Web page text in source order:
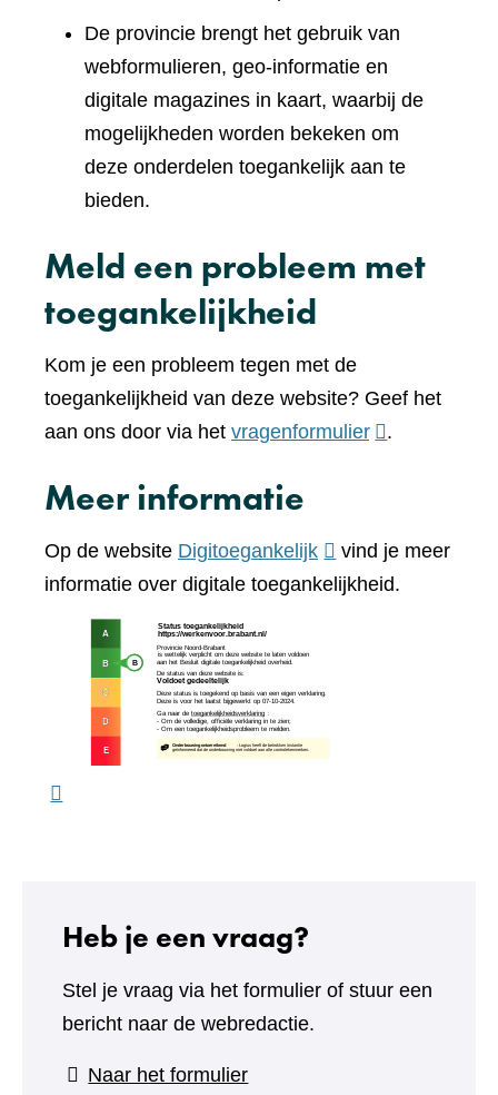
De provincie brengt het gebruik van
webformulieren, geo-informatie en
digitale magazines in kaart, waarbij de
mogelijkheden worden bekeken om
deze onderdelen toegankelijk aan te
bieden.
Meld een probleem met
toegankelijkheid
Kom je een probleem tegen met de
toegankelijkheid van deze website? Geef het
aan ons door via het vragenformulier(verwijst
website)
.
Meer informatie
Op de website Digitoegankelijk(verwijst
naar
vind je meer
informatie over digitale toegankelijkheid.
Heb je een vraag?
Stel je vraag via het formulier of stuur een
bericht naar de webredactie.
Naar het formulier(verwijst